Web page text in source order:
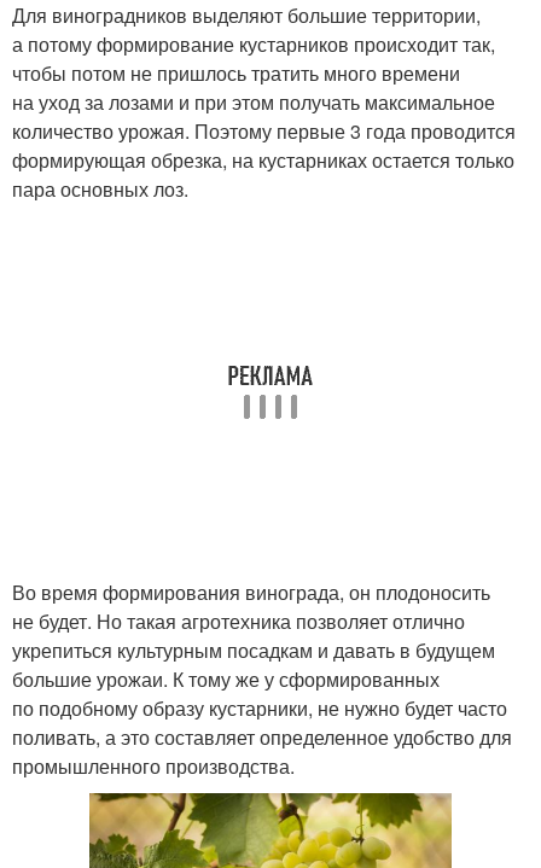
Для виноградников выделяют большие территории,
а потому формирование кустарников происходит так,
чтобы потом не пришлось тратить много времени
на уход за лозами и при этом получать максимальное
количество урожая. Поэтому первые 3 года проводится
формирующая обрезка, на кустарниках остается только
пара основных лоз.
Во время формирования винограда, он плодоносить
не будет. Но такая агротехника позволяет отлично
укрепиться культурным посадкам и давать в будущем
большие урожаи. К тому же у сформированных
по подобному образу кустарники, не нужно будет часто
поливать, а это составляет определенное удобство для
промышленного производства.